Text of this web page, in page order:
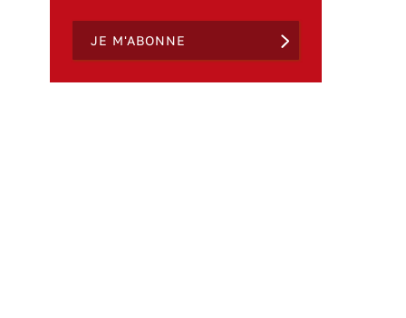
JE M'ABONNE